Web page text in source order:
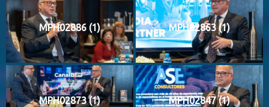
MPH02886 (1) MPH02863 (1)
MPH02873 (1) MPH02847 (1)